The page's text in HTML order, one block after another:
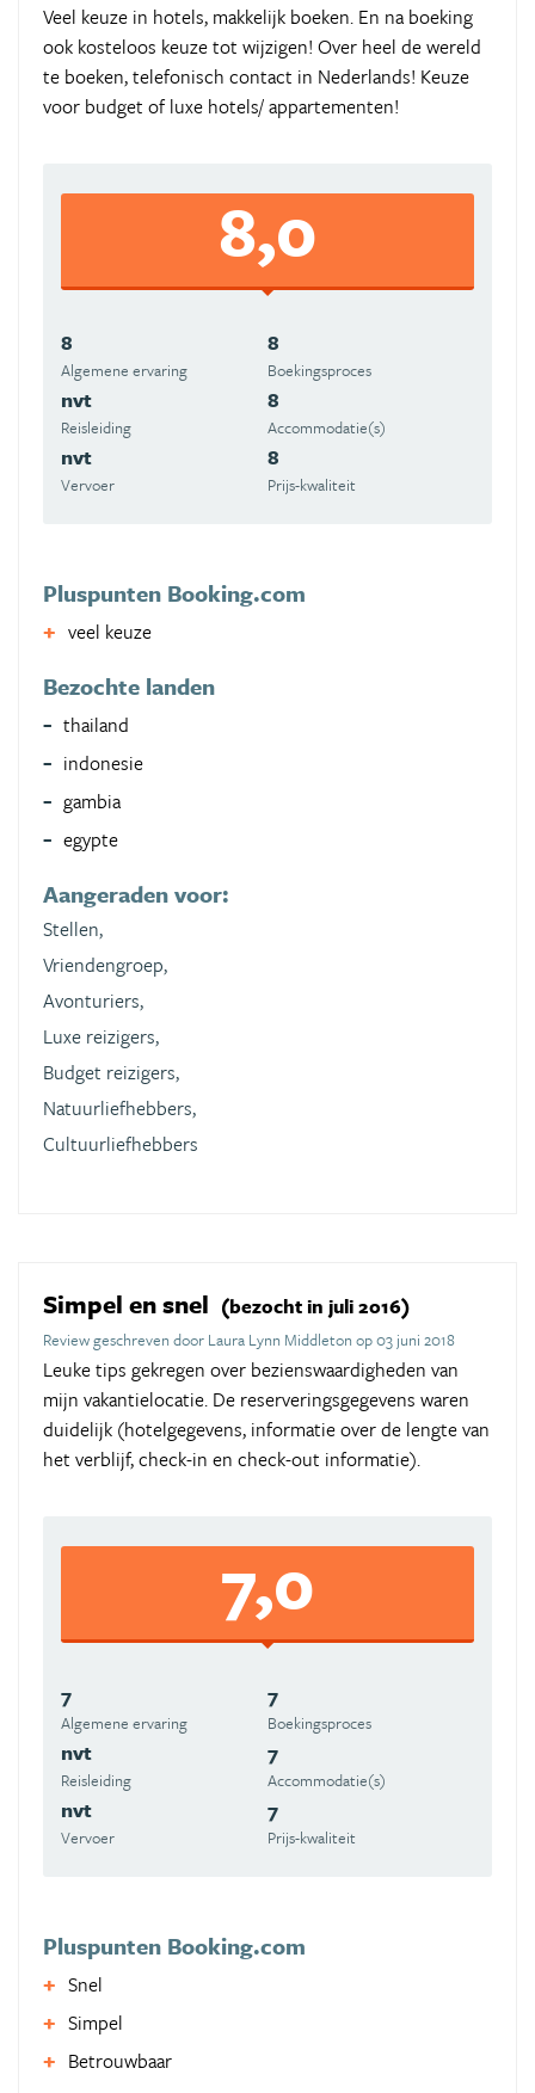
Veel keuze in hotels, makkelijk boeken. En na boeking
ook kosteloos keuze tot wijzigen! Over heel de wereld
te boeken, telefonisch contact in Nederlands! Keuze
voor budget of luxe hotels/ appartementen!
8,0
8
Algemene ervaring
8
Boekingsproces
nvt
Reisleiding
8
Accommodatie(s)
nvt
Vervoer
8
Prijs-kwaliteit
Pluspunten Booking.com
veel keuze
Bezochte landen
thailand
indonesie
gambia
egypte
Aangeraden voor:
Stellen,
Vriendengroep,
Avonturiers,
Luxe reizigers,
Budget reizigers,
Natuurliefhebbers,
Cultuurliefhebbers
Simpel en snel (bezocht in juli 2016)
Review geschreven door Laura Lynn Middleton op 03 juni 2018
Leuke tips gekregen over bezienswaardigheden van
mijn vakantielocatie. De reserveringsgegevens waren
duidelijk (hotelgegevens, informatie over de lengte van
het verblijf, check-in en check-out informatie).
7,0
7
Algemene ervaring
7
Boekingsproces
nvt
Reisleiding
7
Accommodatie(s)
nvt
Vervoer
7
Prijs-kwaliteit
Pluspunten Booking.com
Snel
Simpel
Betrouwbaar